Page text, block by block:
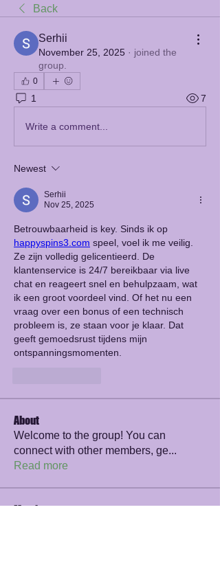
Back
Serhii
November 25, 2025 · joined the
group.
0
1 7
Write a comment...
Newest
Serhii
Nov 25, 2025
happyspins3.com speel, voel ik me veilig.
Ze zijn volledig gelicentieerd. De
klantenservice is 24/7 bereikbaar via live
chat en reageert snel en behulpzaam, wat
ik een groot voordeel vind. Of het nu een
vraag over een bonus of een technisch
probleem is, ze staan voor je klaar. Dat
geeft gemoedsrust tijdens mijn
ontspanningsmomenten.
About
Welcome to the group! You can
connect with other members, ge...
Read more
Members